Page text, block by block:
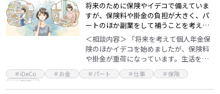
将来のために保険やイデコで備えていま
すが、保険料や掛金の負担が大きく、パ
ートのほか副業をして補うことを考えて
います
＜相談内容＞ 「将来を考えて個人年金保
険のほかイデコを始めましたが、保険料
や掛金が重荷になっています。生活を考
えて、保険料や掛金を減らすべきでしょ
うか？一方で、パートのほか自宅ででき
る副業も考えていま…
＃iDeCo ＃お金 ＃パート ＃仕事
＃保険
＃副業